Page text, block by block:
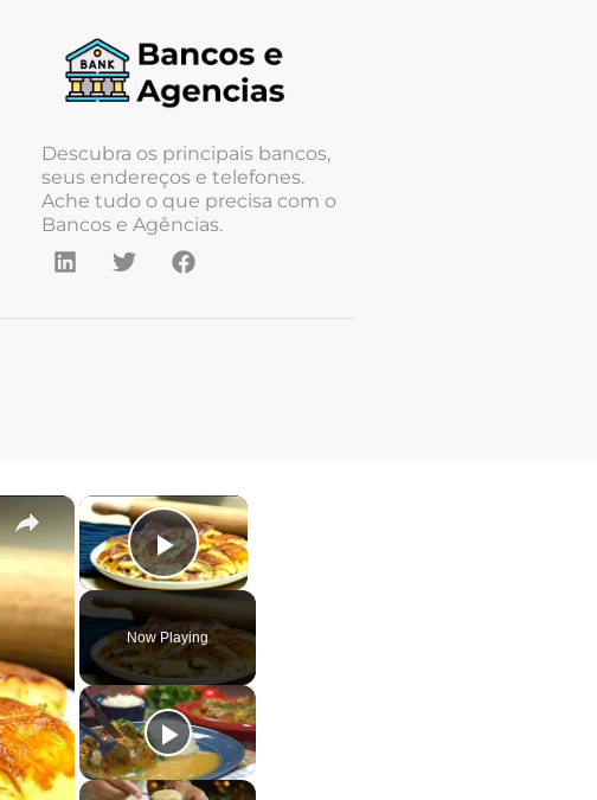
Descubra os principais bancos,
seus endereços e telefones.
Ache tudo o que precisa com o
Bancos e Agências.
×
Play Video
Now Playing
×